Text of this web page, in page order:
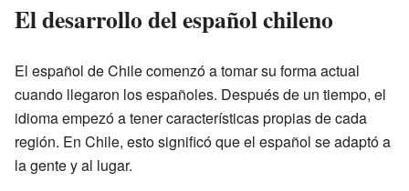
El desarrollo del español chileno
El español de Chile comenzó a tomar su forma actual
cuando llegaron los españoles. Después de un tiempo, el
idioma empezó a tener características propias de cada
región. En Chile, esto significó que el español se adaptó a
la gente y al lugar.